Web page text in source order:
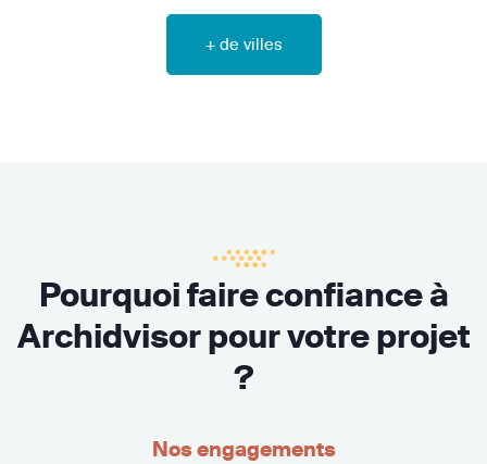
+ de villes
Pourquoi faire confiance à
Archidvisor pour votre projet
?
Nos engagements